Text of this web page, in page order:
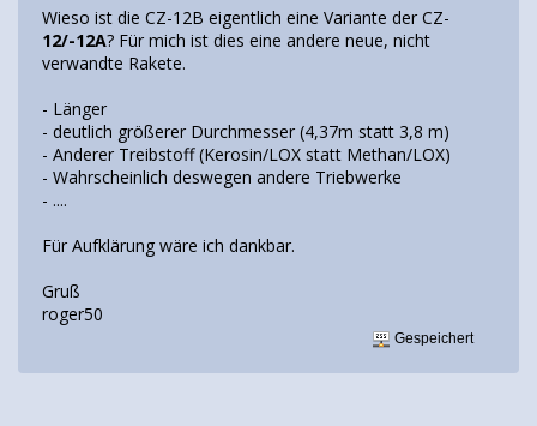
Wieso ist die CZ-12B eigentlich eine Variante der CZ-
12/-12A? Für mich ist dies eine andere neue, nicht
verwandte Rakete.
- Länger
- deutlich größerer Durchmesser (4,37m statt 3,8 m)
- Anderer Treibstoff (Kerosin/LOX statt Methan/LOX)
- Wahrscheinlich deswegen andere Triebwerke
- ....
Für Aufklärung wäre ich dankbar.
Gruß
roger50
Gespeichert